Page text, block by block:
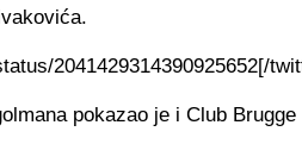
2041429314390925652[/
pokazao je i Club Brugge